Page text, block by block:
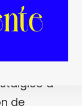
sólo se
da más
crear
a
de